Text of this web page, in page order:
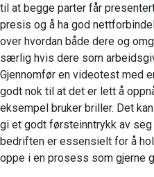
til at begge parter får
presis og å ha god
over hvordan både dere og
særlig hvis dere som
Gjennomfør en videotest med
godt nok til at det er lett å
eksempel bruker briller. Det
gi et godt førsteinntrykk av
bedriften er essensielt for å
oppe i en prosess som gjerne